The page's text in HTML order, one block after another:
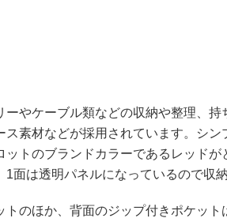
ーやケーブル類などの収納や整理、
ス素材などが採用されています。シ
ットのブランドカラーであるレッド
1面は透明パネルになっているので収
トのほか、背面のジップ付きポケット